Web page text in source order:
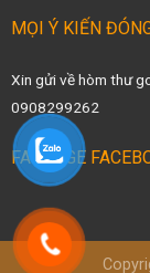
MỌI Ý KIẾN
Xin gửi về hòm thư
0908299262
FANPAGE